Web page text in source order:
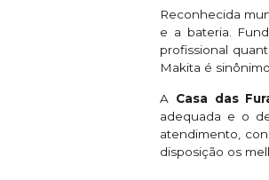
Reconhecida
e a bateria.
profissional
Makita é
A Casa das
adequada e o
atendimento,
disposição os